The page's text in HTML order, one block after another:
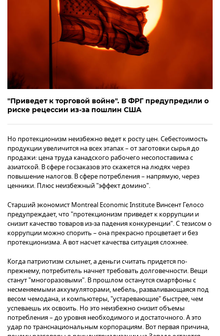
"Приведет к торговой войне". В ФРГ предупредили о
риске рецессии из-за пошлин США
Но протекционизм неизбежно ведет к росту цен. Себестоимость
продукции увеличится на всех этапах – от заготовки сырья до
продажи: цена труда канадского рабочего несопоставима с
азиатской. В сфере госзаказов это скажется на людях через
повышение налогов. В сфере потребления – напрямую, через
ценники. Плюс неизбежный "эффект домино".
Старший экономист Montreal Economic Institute Винсент Гелосо
предупреждает, что "протекционизм приведет к коррупции и
снизит качество товаров из-за падения конкуренции". С тезисом о
коррупции можно спорить – она прекрасно процветает и без
протекционизма. А вот насчет качества ситуация сложнее.
Когда патриотизм схлынет, а деньги считать придется по-
прежнему, потребитель начнет требовать долговечности. Вещи
станут "многоразовыми". В прошлом останутся смартфоны с
несменяемыми аккумуляторами, мебель, разваливающаяся под
весом чемодана, и компьютеры, "устаревающие" быстрее, чем
успеваешь их освоить. Но это неизбежно снизит объемы
потребления – до уровня необходимого и достаточного. А это
удар по транснациональным корпорациям. Вот первая причина,